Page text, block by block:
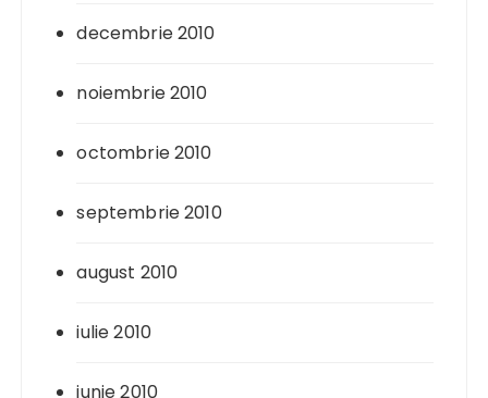
decembrie 2010
noiembrie 2010
octombrie 2010
septembrie 2010
august 2010
iulie 2010
iunie 2010